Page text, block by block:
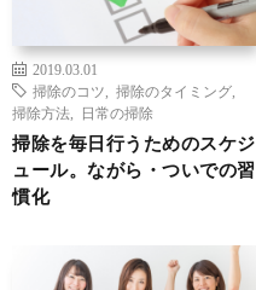
2019.03.01
掃除のコツ
掃除のタイミング
掃除方法
日常の掃除
掃除を毎日行うためのスケジ
ュール。ながら・ついでの習
慣化